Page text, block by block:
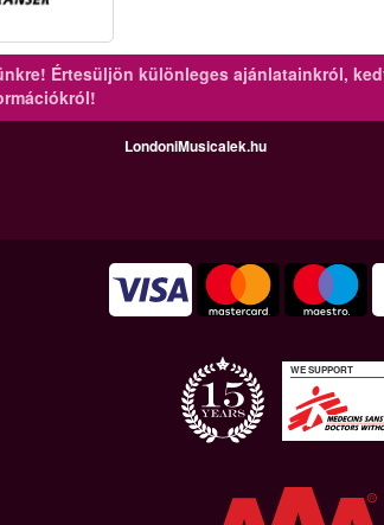
Értesüljön különleges ajánlatainkról,
LondoniMusicalek.hu
WE SUPPORT